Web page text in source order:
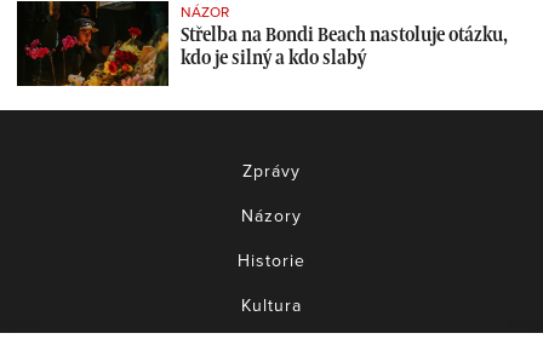
NÁZOR
Střelba na Bondi Beach nastoluje otázku,
kdo je silný a kdo slabý
Zprávy
Názory
Historie
Kultura